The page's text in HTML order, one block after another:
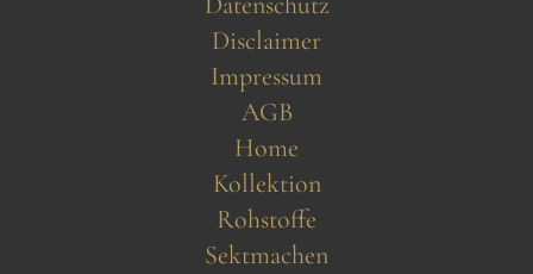
Disclaimer
Impressum
AGB
Home
Kollektion
Rohstoffe
Sektmachen